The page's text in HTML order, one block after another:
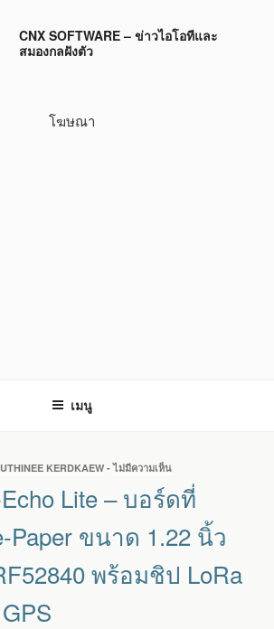
CNX SOFTWARE – ข่าวไอโอทีและ
สมองกลฝังตัว
โฆษณา
เมนู
KERDKAEW -ไม่มีความเห็น
LILYGO
T-
LITE
บอร์ด
ที่
Echo Lite – บอร์ดที่
ขนาด 1.22 นิ้ว
พร้อมชิป LoRa